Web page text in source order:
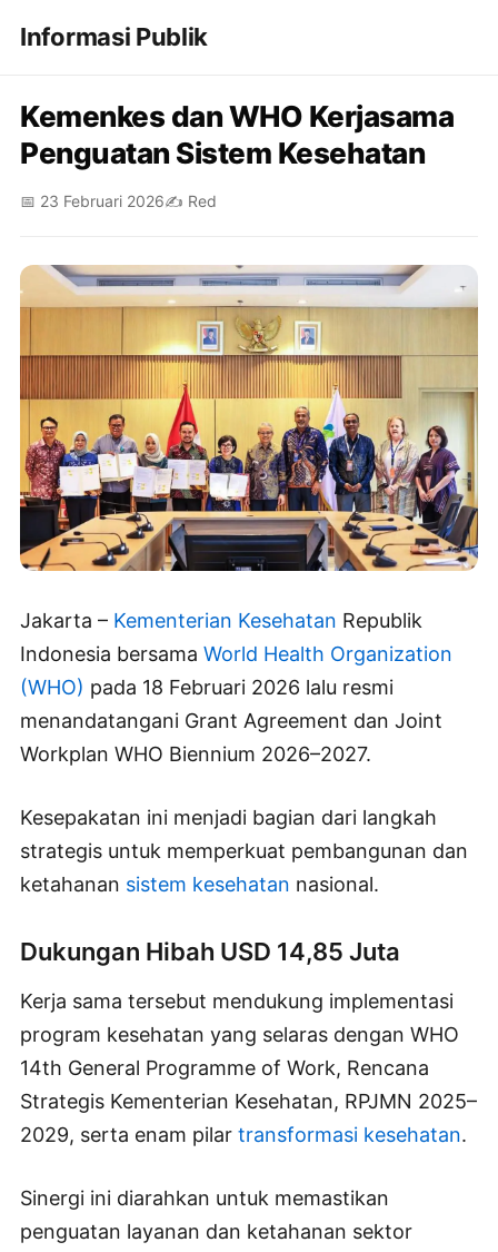
Informasi Publik
Kemenkes dan WHO Kerjasama
Penguatan Sistem Kesehatan
📅 23 Februari 2026✍️ Red
Jakarta – Kementerian Kesehatan Republik
Indonesia bersama World Health Organization
(WHO) pada 18 Februari 2026 lalu resmi
menandatangani Grant Agreement dan Joint
Workplan WHO Biennium 2026–2027.
Kesepakatan ini menjadi bagian dari langkah
strategis untuk memperkuat pembangunan dan
ketahanan sistem kesehatan nasional.
Dukungan Hibah USD 14,85 Juta
Kerja sama tersebut mendukung implementasi
program kesehatan yang selaras dengan WHO
14th General Programme of Work, Rencana
Strategis Kementerian Kesehatan, RPJMN 2025–
2029, serta enam pilar transformasi kesehatan.
Sinergi ini diarahkan untuk memastikan
penguatan layanan dan ketahanan sektor